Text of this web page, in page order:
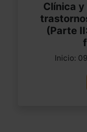
Clínica
(Parte
Inicio: